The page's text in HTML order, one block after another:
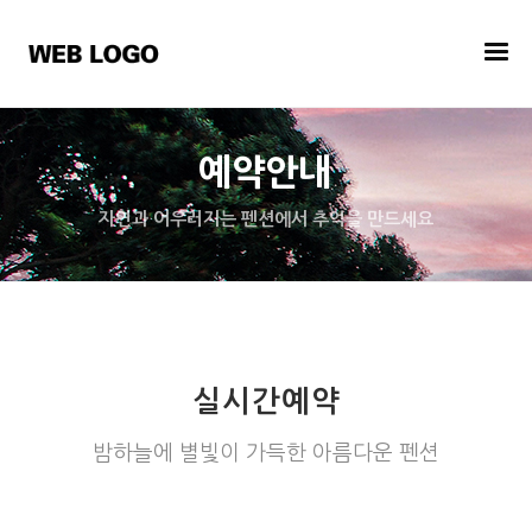
예약안내
자연과 어우러지는 펜션에서 추억을 만드세요
실시간예약
밤하늘에 별빛이 가득한 아름다운 펜션